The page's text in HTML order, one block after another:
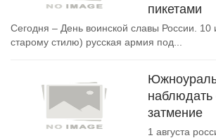
пикетами
Сегодня – День воинской славы России.
старому стилю) русская армия под...
наблюдать
затмение
1 августа